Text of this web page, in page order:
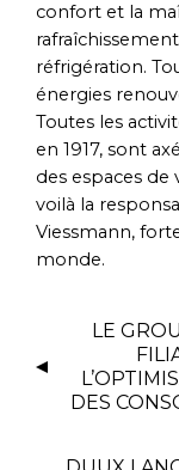
confort et la
réfrigération.
énergies
Toutes les
en 1917, sont
des espaces de
voilà la
Viessmann,
monde.
LE
DES